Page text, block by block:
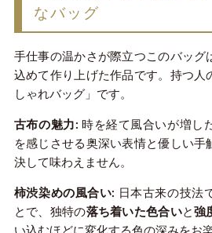
なバッグ
手仕事の温かさが際立つこのバッグ
込めて作り上げた作品です。持つ人
しゃれバッグ」です。
古布の魅力: 時を経て風合いが増し
を感じさせる奥深い表情と優しい手
決して味わえません。
柿渋染めの風合い: 日本古来の技法
とで、独特の落ち着いた色合いと強